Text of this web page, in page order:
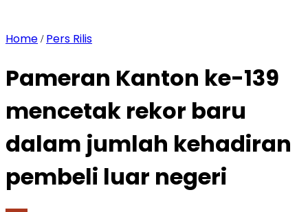
Home / Pers Rilis
Pameran Kanton ke-139
mencetak rekor baru
dalam jumlah kehadiran
pembeli luar negeri